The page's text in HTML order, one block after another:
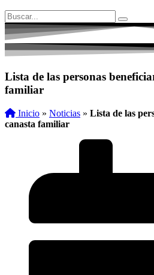
Lista de las personas
familiar
Inicio » Noticias » Lista de las
canasta familiar